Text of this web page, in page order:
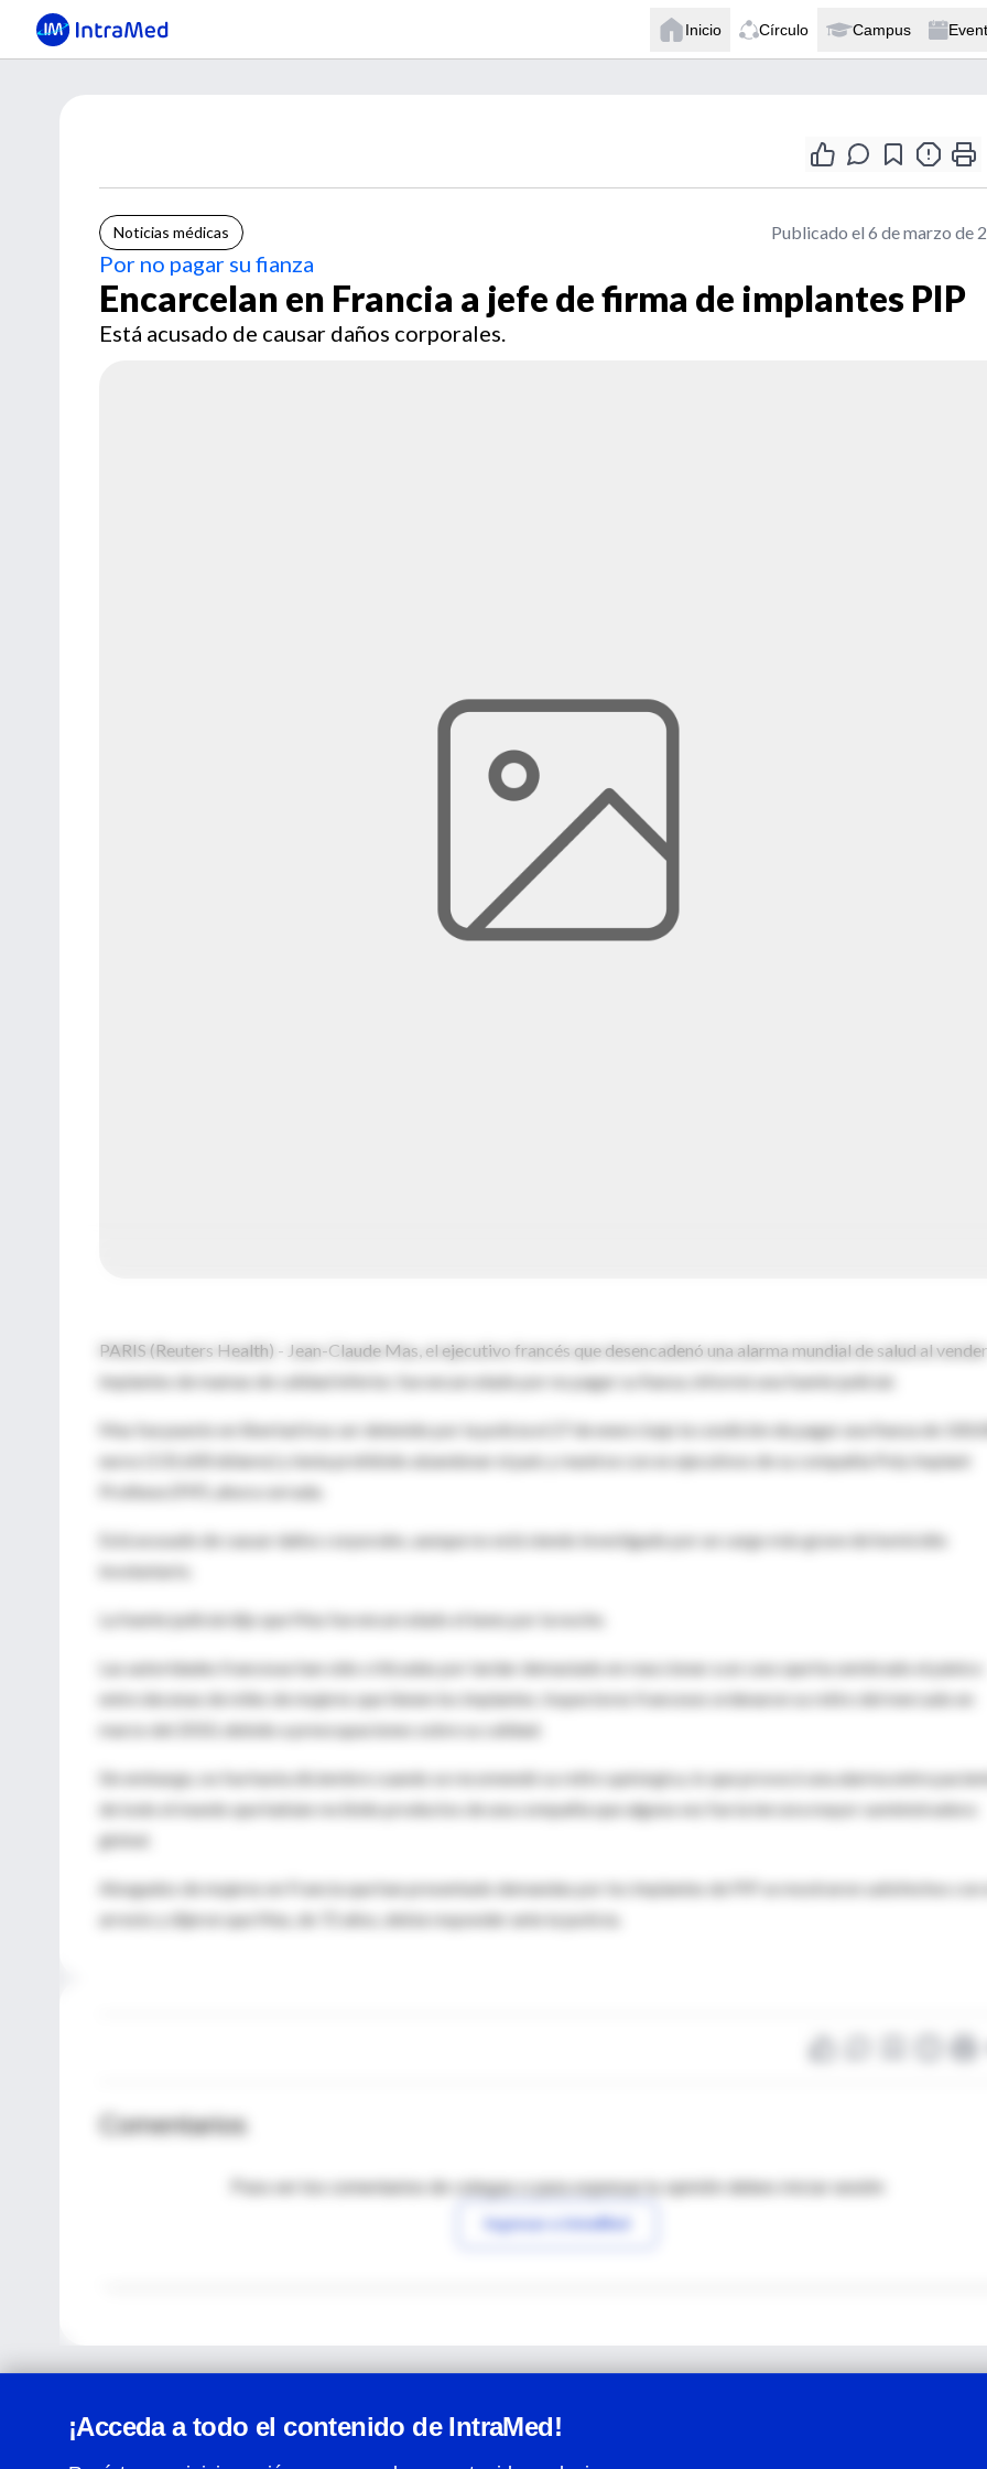
Inicio Círculo Campus
Noticias médicas Publicado el 6 de marzo de
Por no pagar su fianza
Encarcelan en Francia a jefe de firma de implantes PIP
Está acusado de causar daños corporales.
PARIS (Reuters Health) - Jean-Claude Mas, el ejecutivo francés que desencadenó una alarma mundial de salud al vender
implantes de mamas de calidad inferior, fue encarcelado por no pagar su fianza, informó una fuente judicial.
Mas fue puesto en libertad tras ser detenido por la policía el 27 de enero bajo la condición de pagar una fianza de
euros (131.600 dólares) y tenía prohibido abandonar el país y reunirse con ex ejecutivos de su compañía Poly Implant
Prothese (PIP), ahora cerrada.
Está acusado de causar daños corporales, aunque no está siendo investigado por un cargo más grave de homicidio
involuntario.
La fuente judicial dijo que Mas fue encarcelado el lunes por la noche.
Las autoridades francesas han sido criticadas por tardar demasiado en reaccionar a un caso que ha sembrado el pánico
entre decenas de miles de mujeres que tienen los implantes. Inspectores franceses ordenaron su retiro del mercado en
marzo del 2010, debido a preocupaciones sobre su calidad.
Sin embargo, no fue hasta diciembre cuando se recomendó su retiro quirúrgica, lo que provocó una alarma entre
de todo el mundo que habían recibido productos de una compañía que alguna vez fue la tercera mayor suministradora
global.
Abogados de mujeres en Francia que han presentado demandas por los implantes de PIP se mostraron satisfechos con
arresto y dijeron que Mas, de 72 años, debía responder ante la justicia.
Comentarios
Para ver los comentarios de colegas o para expresar tu opinión debes iniciar sesión
Ingresar a IntraMed
¡Acceda a todo el contenido de IntraMed!